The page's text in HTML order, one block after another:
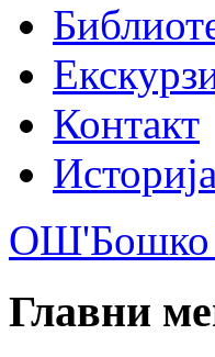
Контакт
ОШ'Бошко
Главни